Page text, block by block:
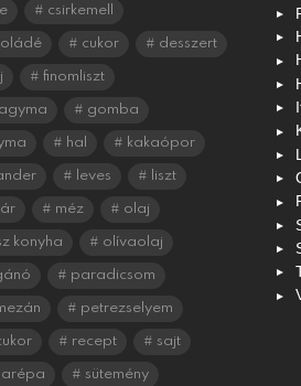
csirkemell
cukor desszert
finomliszt
gomba
hal kakaópor
leves liszt
méz olaj
konyha olívaolaj
paradicsom
petrezselyem
recept sajt
sütemény